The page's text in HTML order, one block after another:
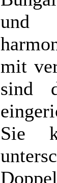
und
mit
sind
Sie